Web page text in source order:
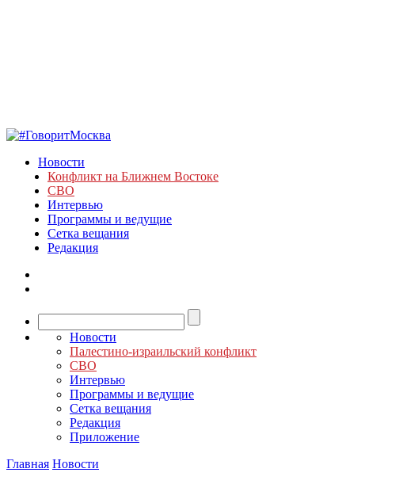
Новости
Конфликт на Ближнем Востоке
СВО
Интервью
Программы и ведущие
Сетка вещания
Редакция
Новости
Палестино-израильский конфликт
СВО
Интервью
Программы и ведущие
Сетка вещания
Редакция
Приложение
Главная Новости